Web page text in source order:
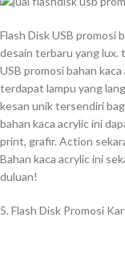
Flash Disk USB promosi
desain terbaru yang lux.
USB promosi bahan
terdapat lampu yang
kesan unik tersendiri
bahan kaca acrylic ini
print, grafir. Action
Bahan kaca acrylic ini
duluan!
5. Flash Disk Promosi